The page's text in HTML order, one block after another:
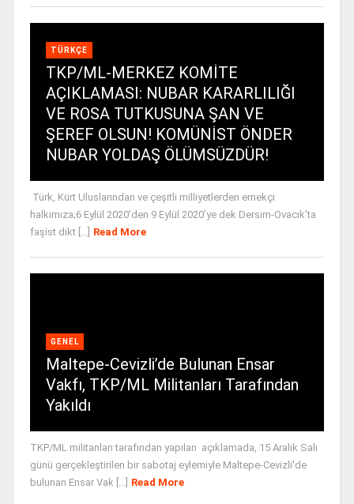
TÜRKÇE
TKP/ML-MERKEZ KOMİTE
AÇIKLAMASI: NUBAR KARARLILIĞI
VE ROSA TUTKUSUNA ŞAN VE
ŞEREF OLSUN! KOMÜNİST ÖNDER
NUBAR YOLDAŞ ÖLÜMSÜZDÜR!
Türk, Kürt Uluslarından ve çeşitli milliyetlerden emekçi
halkımıza;6 Eylül 2020’den 9 Eylül 2020’ye dek Dersim-Ovacık’ta
faşist dikt [...]
Read More
GENEL
Maltepe-Cevizli’de Bulunan Ensar
Vakfı, TKP/ML Militanları Tarafından
Yakıldı
TKP/ML militanları tarafından yapılan açıklamada, 15 Aralık Salı
günü gerçekleştirilen bir sabotaj eylemiyle Maltepe-Cevizli'de
bulunan Ensar Vak [...]
Read More